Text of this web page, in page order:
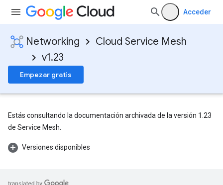
Acceder
Networking
Cloud Service Mesh
v1.23
Empezar gratis
Estás consultando la documentación archivada de la versión 1.23
de Service Mesh.
Versiones disponibles